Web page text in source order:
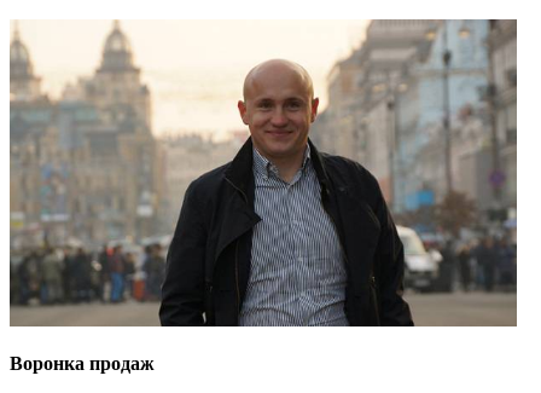
Воронка продаж